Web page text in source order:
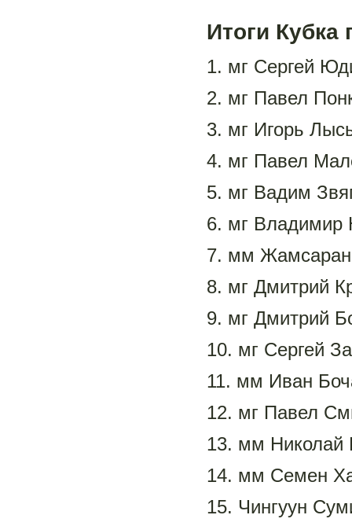
Итоги Кубка
1. мг Сергей
2. мг Павел
3. мг Игорь
4. мг Павел
5. мг Вадим
6. мг Владимир
7. мм
8. мг Дмитрий
9. мг Дмитрий
10. мг Сергей
11. мм Иван
12. мг Павел
13. мм Николай
14. мм Семен
15. Чингуун